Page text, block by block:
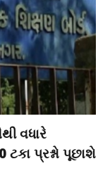
વધારે
પ્રશ્નો પૂછાશે